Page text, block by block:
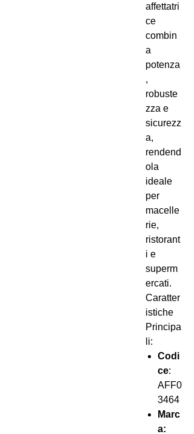
affettatri
ce
combin
a
potenza
,
robuste
zza e
sicurezz
a,
rendend
ola
ideale
per
macelle
rie,
ristorant
i e
superm
ercati.
Caratter
istiche
Principa
li:
Codi
ce:
AFF0
3464
Marc
a: